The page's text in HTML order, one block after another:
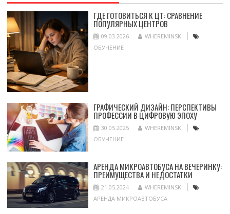
ГДЕ ГОТОВИТЬСЯ К ЦТ: СРАВНЕНИЕ
ПОПУЛЯРНЫХ ЦЕНТРОВ
09.03.2026
WHEREMINSK
ОБУЧЕНИЕ
ГРАФИЧЕСКИЙ ДИЗАЙН: ПЕРСПЕКТИВЫ
ПРОФЕССИИ В ЦИФРОВУЮ ЭПОХУ
30.05.2025
WHEREMINSK
ОБУЧЕНИЕ
АРЕНДА МИКРОАВТОБУСА НА ВЕЧЕРИНКУ:
ПРЕИМУЩЕСТВА И НЕДОСТАТКИ
21.05.2024
WHEREMINSK
АРЕНДА МИКРОАВТОБУСА